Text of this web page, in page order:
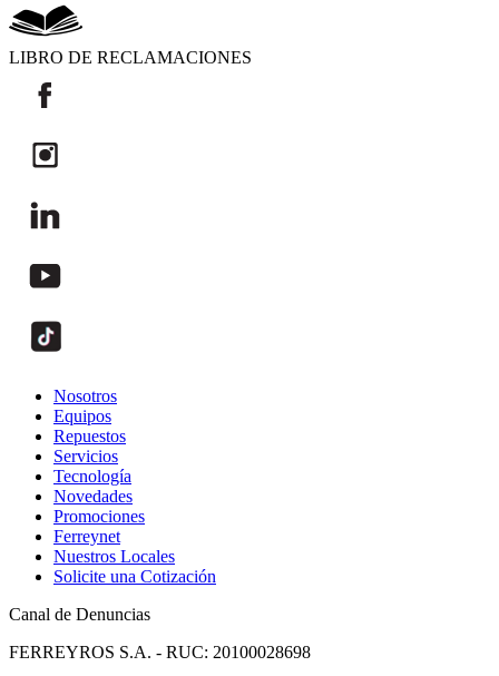
LIBRO DE RECLAMACIONES
Nosotros
Equipos
Repuestos
Servicios
Tecnología
Novedades
Promociones
Ferreynet
Nuestros Locales
Solicite una Cotización
Canal de Denuncias
FERREYROS S.A. - RUC: 20100028698